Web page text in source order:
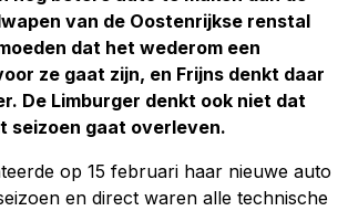
van de Oostenrijkse renstal
dat het wederom een
ze gaat zijn, en Frijns denkt daar
De Limburger denkt ook niet dat
seizoen gaat overleven.
op 15 februari haar nieuwe auto
en direct waren alle technische